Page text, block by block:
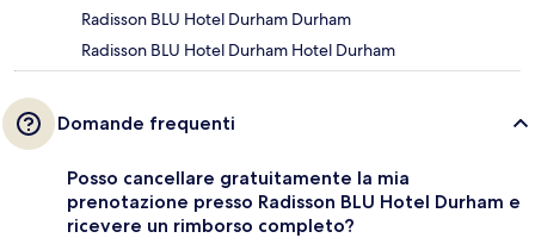
Radisson BLU Hotel Durham Durham
Radisson BLU Hotel Durham Hotel Durham
Domande frequenti
Posso cancellare gratuitamente la mia
prenotazione presso Radisson BLU Hotel Durham e
ricevere un rimborso completo?